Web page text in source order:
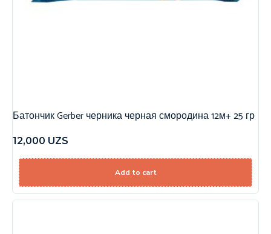
Батончик Gerber черника черная смородина 12м+ 25 гр
12,000 UZS
Add to cart